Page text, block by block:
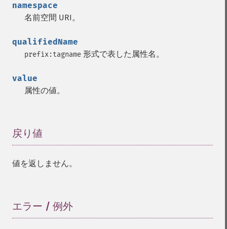
namespace
名前空間 URI。
qualifiedName
prefix:tagname 形式で表した属性名。
value
属性の値。
戻り値
値を返しません。
エラー / 例外